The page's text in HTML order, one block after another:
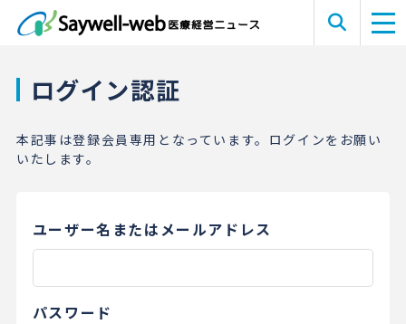
ログイン認証
本記事は登録会員専用となっています。ログインをお願い
いたします。
ユーザー名またはメールアドレス
パスワード